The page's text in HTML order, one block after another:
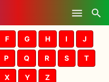
content
F G H I J
P Q R S T
X Y Z